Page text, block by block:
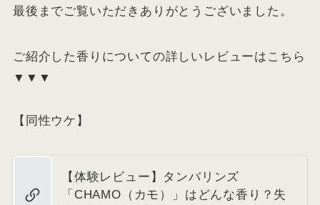
最後までご覧いただきありがとうございました。
ご紹介した香りについての詳しいレビューはこちら
▼▼▼
【同性ウケ】
【体験レビュー】タンバリンズ
「CHAMO（カモ）」はどんな香り？失